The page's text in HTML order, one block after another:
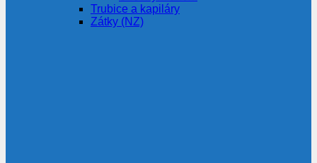
Trubice a kapiláry
Zátky (NZ)